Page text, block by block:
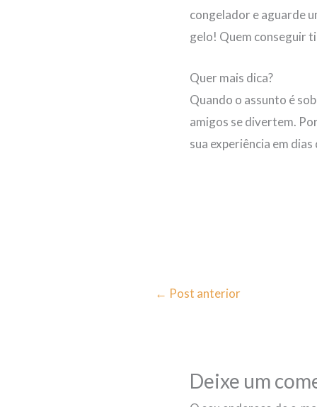
congelador e aguarde
gelo! Quem conseguir
Quer mais dica?
Quando o assunto é
amigos se divertem.
sua experiência em
← Post anterior
Deixe um